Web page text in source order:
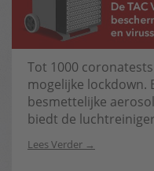
Tot 1000
mogelijke lockdown.
besmettelijke
biedt de
Lees Verder